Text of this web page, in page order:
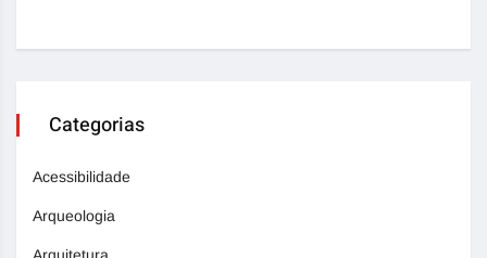
Categorias
Acessibilidade
Arqueologia